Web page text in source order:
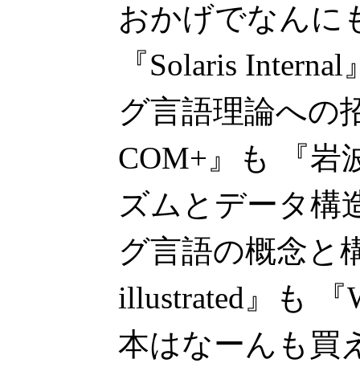
おかげでなんに
『Solaris
グ言語理論への
COM+』も 『岩
ズムとデータ構
グ言語の概念と
illustrated』も
本はなーんも買